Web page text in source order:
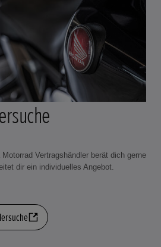
Motorrad Vertragshändler berät dich gerne
dir ein individuelles Angebot.